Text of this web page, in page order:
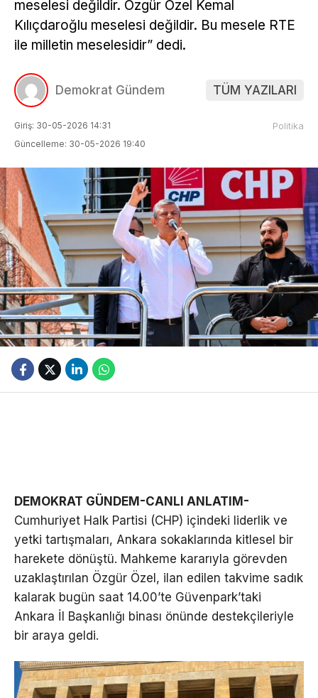
meselesi değildir. Özgür Özel Kemal
Kılıçdaroğlu meselesi değildir. Bu mesele RTE
ile milletin meselesidir” dedi.
Demokrat Gündem TÜM YAZILARI
Giriş: 30-05-2026 14:31
Güncelleme: 30-05-2026 19:40
Politika
DEMOKRAT GÜNDEM-CANLI ANLATIM-
Cumhuriyet Halk Partisi (CHP) içindeki liderlik ve
yetki tartışmaları, Ankara sokaklarında kitlesel bir
harekete dönüştü. Mahkeme kararıyla görevden
uzaklaştırılan Özgür Özel, ilan edilen takvime sadık
kalarak bugün saat 14.00’te Güvenpark’taki
Ankara İl Başkanlığı binası önünde destekçileriyle
bir araya geldi.